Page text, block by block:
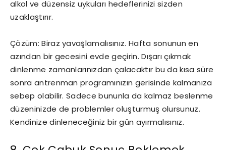
alkol ve düzensiz uykuları hedeflerinizi sizden
uzaklaştırır.
Çözüm: Biraz yavaşlamalısınız. Hafta sonunun en
azından bir gecesini evde geçirin. Dışarı çıkmak
dinlenme zamanlarınızdan çalacaktır bu da kısa süre
sonra antrenman programınızın gerisinde kalmanıza
sebep olabilir. Sadece bununla da kalmaz beslenme
düzeninizde de problemler oluşturmuş olursunuz.
Kendinize dinleneceğiniz bir gün ayırmalısınız.